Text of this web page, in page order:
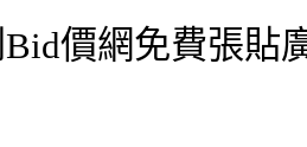
Bid價網免費張貼